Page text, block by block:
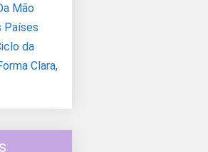
Mão
Países
da
Clara,